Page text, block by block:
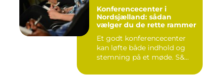
Konferencecenter i
Nordsjælland: sådan
vælger du de rette rammer
Et godt konferencecenter
kan løfte både indhold og
stemning på et møde. S&...